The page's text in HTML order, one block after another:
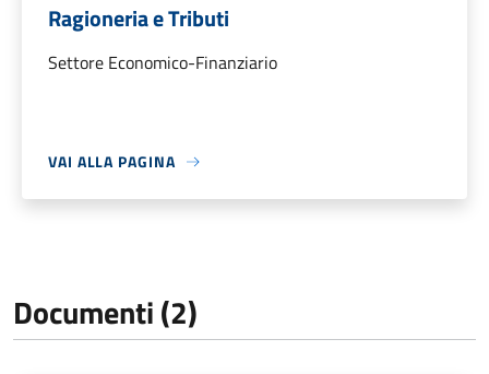
Ragioneria e Tributi
Settore Economico-Finanziario
VAI ALLA PAGINA
Documenti (2)